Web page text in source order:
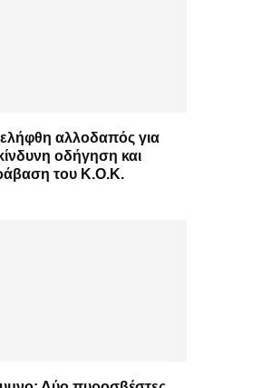
αλλοδαπός για
οδήγηση και
του Κ.Ο.Κ.